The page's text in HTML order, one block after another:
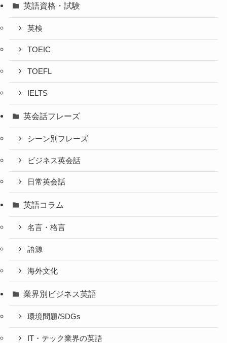
英語資格・試験
英検
TOEIC
TOEFL
IELTS
英会話フレーズ
シーン別フレーズ
ビジネス英会話
日常英会話
英語コラム
名言・格言
語源
海外文化
業界別ビジネス英語
環境問題/SDGs
IT・テック業界の英語